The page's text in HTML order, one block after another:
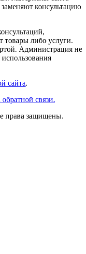
консультацию
товары либо услуги.
Администрация не
использования
сайта.
связи.
права защищены.